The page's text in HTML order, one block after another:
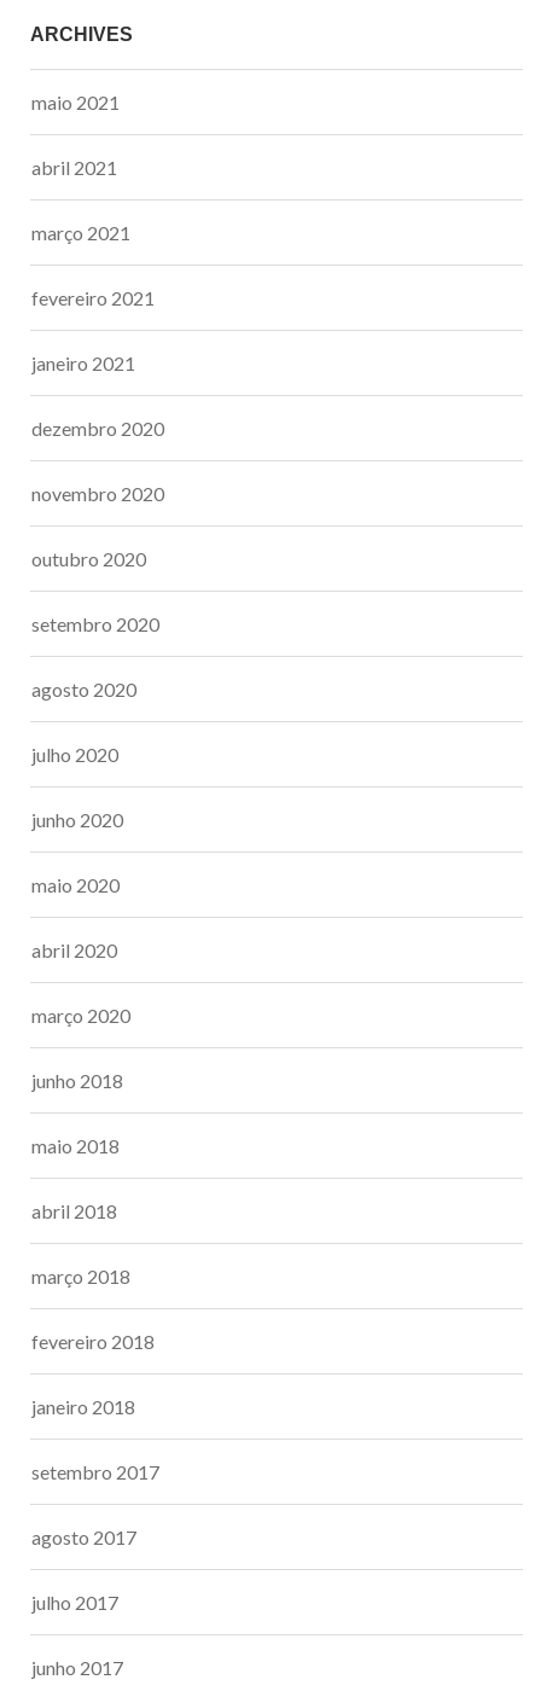
ARCHIVES
maio 2021
abril 2021
março 2021
fevereiro 2021
janeiro 2021
dezembro 2020
novembro 2020
outubro 2020
setembro 2020
agosto 2020
julho 2020
junho 2020
maio 2020
abril 2020
março 2020
junho 2018
maio 2018
abril 2018
março 2018
fevereiro 2018
janeiro 2018
setembro 2017
agosto 2017
julho 2017
junho 2017